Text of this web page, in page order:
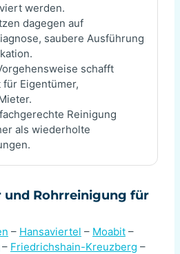
werden.
dagegen auf
saubere Ausführung
schafft
Eigentümer,
Reinigung
als wiederholte
und Rohrreinigung für
– Hansaviertel – Moabit –
– Friedrichshain-Kreuzberg –